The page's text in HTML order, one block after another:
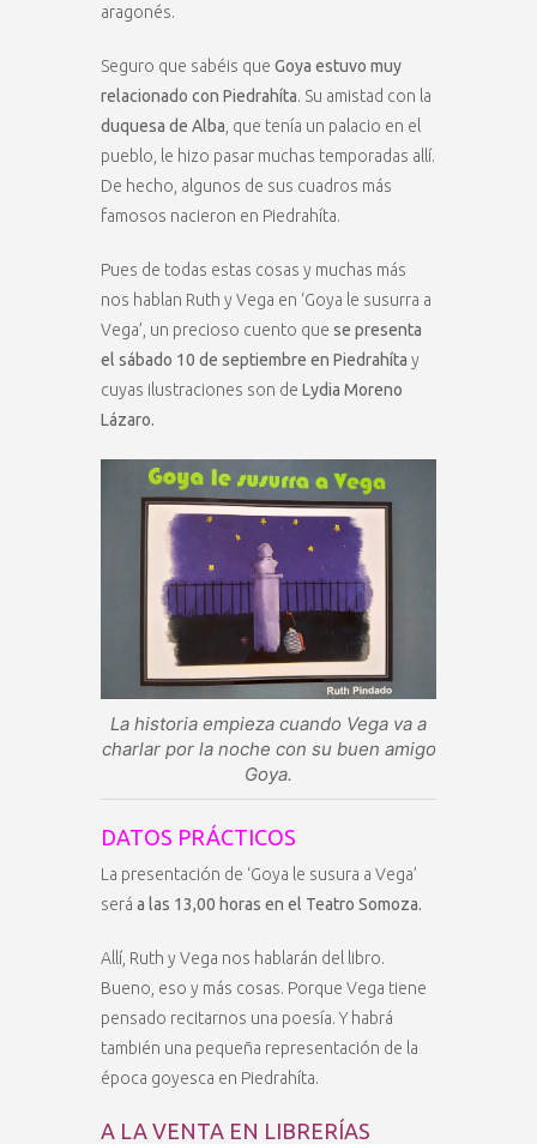
aragonés.
Seguro que sabéis que Goya estuvo muy
relacionado con Piedrahíta. Su amistad con la
duquesa de Alba , que tenía un palacio en el
pueblo, le hizo pasar muchas temporadas allí.
De hecho, algunos de sus cuadros más
famosos nacieron en Piedrahíta.
Pues de todas estas cosas y muchas más
nos hablan Ruth y Vega en ‘Goya le susurra a
Vega’, un precioso cuento que se presenta
el sábado 10 de septiembre en Piedrahíta y
cuyas ilustraciones son de Lydia Moreno
Lázaro.
La historia empieza cuando Vega va a
charlar por la noche con su buen amigo
Goya.
DATOS PRÁCTICOS
La presentación de ‘Goya le susura a Vega’
será a las 13,00 horas en el Teatro Somoza.
Allí, Ruth y Vega nos hablarán del libro.
Bueno, eso y más cosas. Porque Vega tiene
pensado recitarnos una poesía. Y habrá
también una pequeña representación de la
época goyesca en Piedrahíta.
A LA VENTA EN LIBRERÍAS